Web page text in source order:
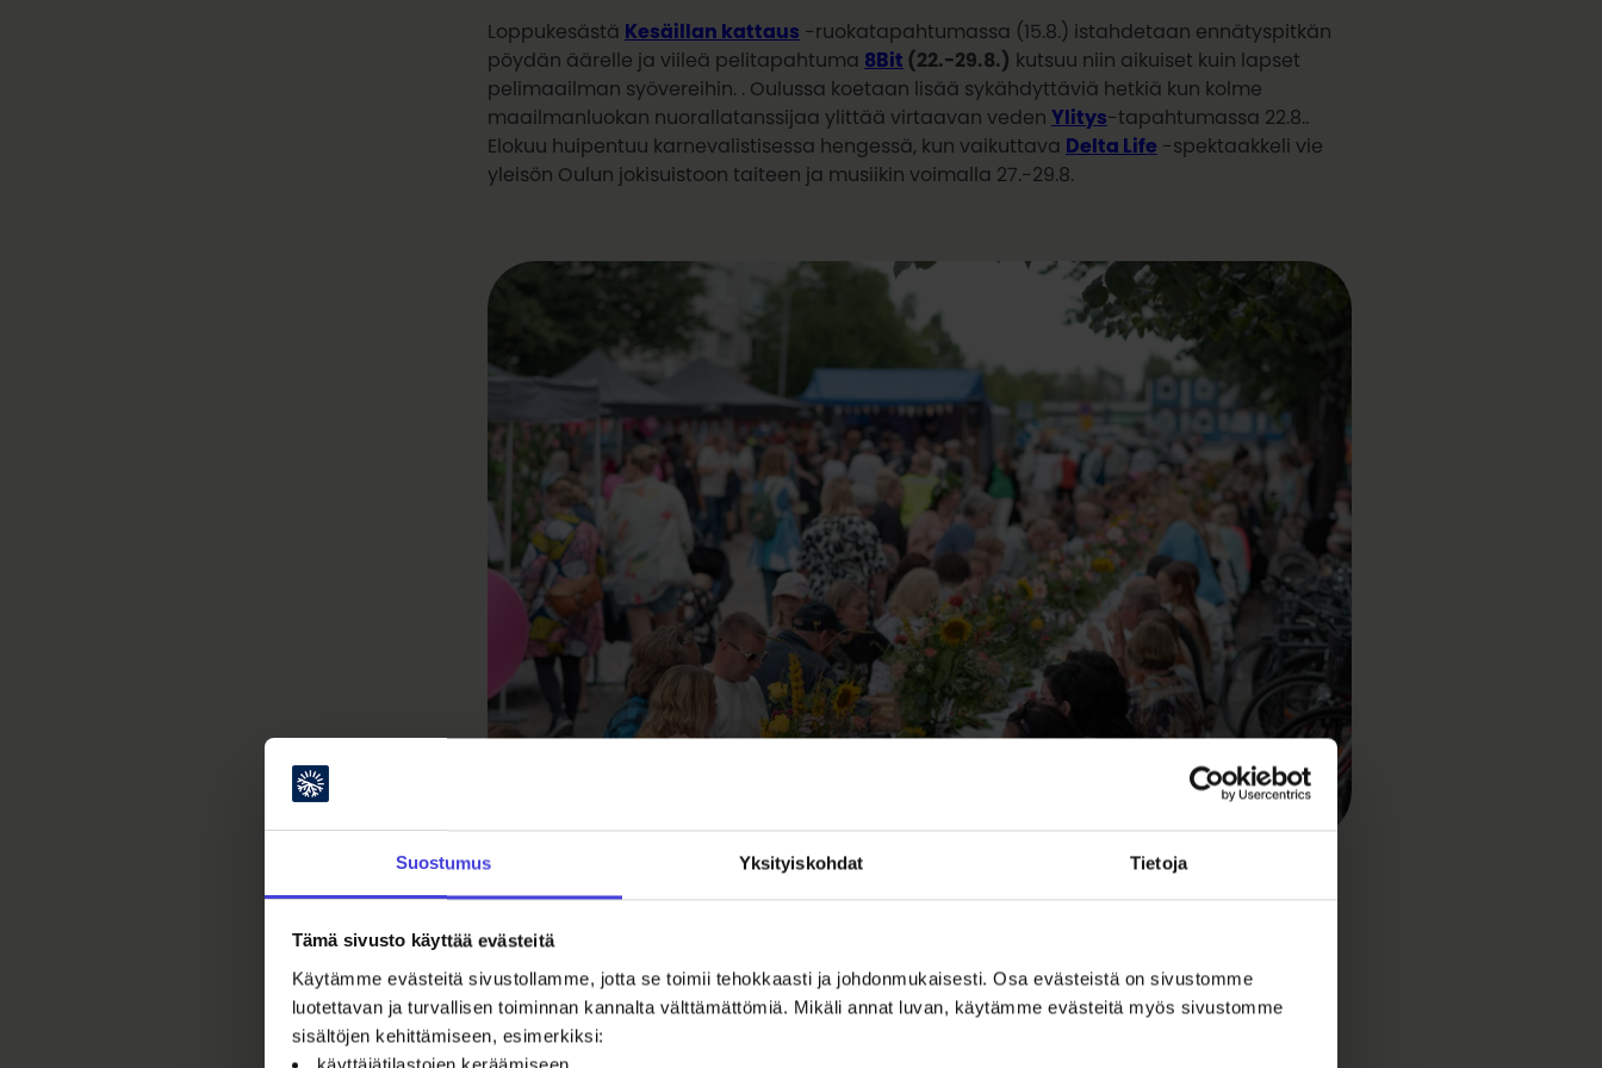
Suostumus Yksityiskohdat Tietoja
Tämä sivusto käyttää evästeitä
Käytämme evästeitä sivustollamme, jotta se toimii tehokkaasti ja johdonmukaisesti. Osa evästeistä on sivustomme
luotettavan ja turvallisen toiminnan kannalta välttämättömiä. Mikäli annat luvan, käytämme evästeitä myös sivustomme
sisältöjen kehittämiseen, esimerkiksi:
Loppukesästä Kesäillan kattaus -ruokatapahtumassa (15.8.) istahdetaan ennätyspitkän
pöydän äärelle ja viileä pelitapahtuma 8Bit (22.-29.8.) kutsuu niin aikuiset kuin lapset
pelimaailman syövereihin. . Oulussa koetaan lisää sykähdyttäviä hetkiä kun kolme
maailmanluokan nuorallatanssijaa ylittää virtaavan veden Ylitys-tapahtumassa 22.8..
Elokuu huipentuu karnevalistisessa hengessä, kun vaikuttava Delta Life -spektaakkeli vie
yleisön Oulun jokisuistoon taiteen ja musiikin voimalla 27.-29.8.
Kesäillan kattaus kutsuu yhteiseen pöytään neljättä kertaa. Kuva: Kevin Kallombo.
Tulevat tapahtumat lapsiperheille
Alta löydät listan tulevista tapahtumista. Linkkiä painamalla tapahtuma avautuu
Oulu2026-kalenteriin.